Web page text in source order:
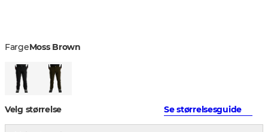
FargeMoss Brown
Velg størrelse Se størrelsesguide